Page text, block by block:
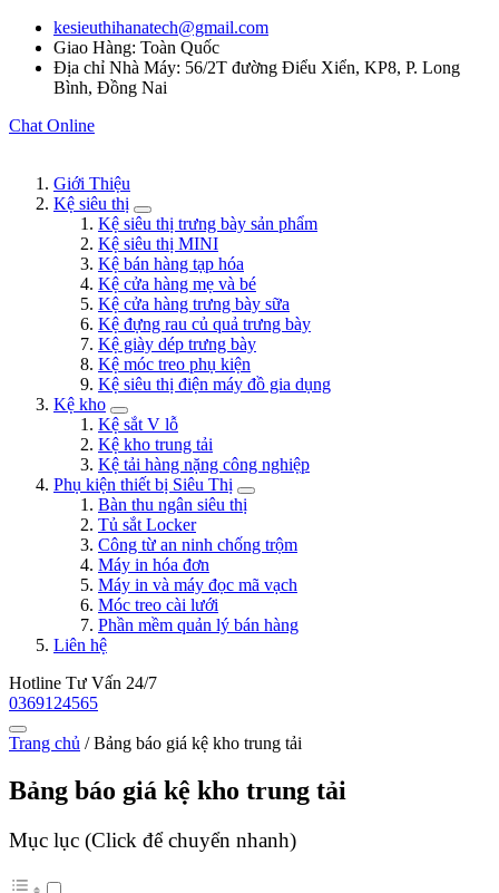
kesieuthihanatech@gmail.com
Giao Hàng: Toàn Quốc
Địa chỉ Nhà Máy: 56/2T đường Điểu Xiển, KP8, P. Long
Bình, Đồng Nai
Chat Online
Giới Thiệu
Kệ siêu thị
Kệ siêu thị trưng bày sản phẩm
Kệ siêu thị MINI
Kệ bán hàng tạp hóa
Kệ cửa hàng mẹ và bé
Kệ cửa hàng trưng bày sữa
Kệ đựng rau củ quả trưng bày
Kệ giày dép trưng bày
Kệ móc treo phụ kiện
Kệ siêu thị điện máy đồ gia dụng
Kệ kho
Kệ sắt V lỗ
Kệ kho trung tải
Kệ tải hàng nặng công nghiệp
Phụ kiện thiết bị Siêu Thị
Bàn thu ngân siêu thị
Tủ sắt Locker
Công từ an ninh chống trộm
Máy in hóa đơn
Máy in và máy đọc mã vạch
Móc treo cài lưới
Phần mềm quản lý bán hàng
Liên hệ
Hotline Tư Vấn 24/7
0369124565
Trang chủ /Bảng báo giá kệ kho trung tải
Bảng báo giá kệ kho trung tải
Mục lục (Click để chuyển nhanh)